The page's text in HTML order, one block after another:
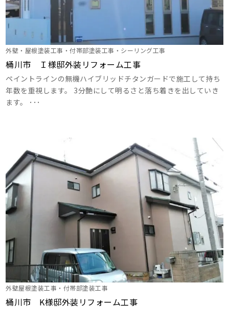
外壁・屋根塗装工事・付帯部塗装工事・シーリング工事
桶川市 Ｉ様邸外装リフォーム工事
ペイントラインの無機ハイブリッドチタンガードで施工して持ち
年数を重視します。 3分艶にして明るさと落ち着きを出していき
ます。 ･･･
外壁屋根塗装工事・付帯部塗装工事
桶川市 K様邸外装リフォーム工事